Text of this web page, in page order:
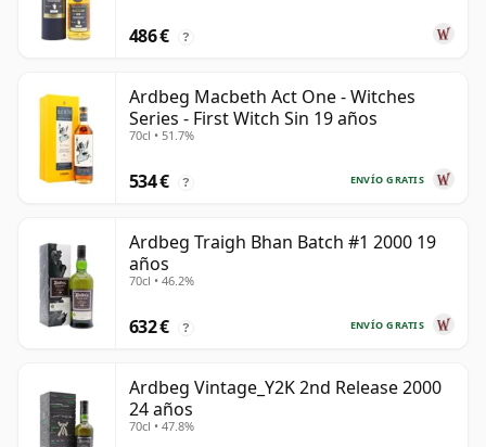
486 € ?
Ardbeg Macbeth Act One - Witches
Series - First Witch Sin 19 años
70cl • 51.7%
ENVÍO GRATIS
534 € ?
Ardbeg Traigh Bhan Batch #1 2000 19
años
70cl • 46.2%
ENVÍO GRATIS
632 € ?
Ardbeg Vintage_Y2K 2nd Release 2000
24 años
70cl • 47.8%